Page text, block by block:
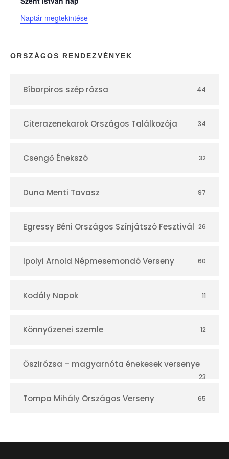
n
a
p
r
Naptár megtekintése
ORSZÁGOS RENDEZVÉNYEK
Bíborpiros szép rózsa 44
Citerazenekarok Országos Találkozója 34
Csengő Énekszó 32
Duna Menti Tavasz 97
Egressy Béni Országos Színjátszó Fesztivál 26
Ipolyi Arnold Népmesemondó Verseny 60
Kodály Napok 11
Könnyűzenei szemle 12
Őszirózsa – magyarnóta énekesek versenye
23
Tompa Mihály Országos Verseny 65